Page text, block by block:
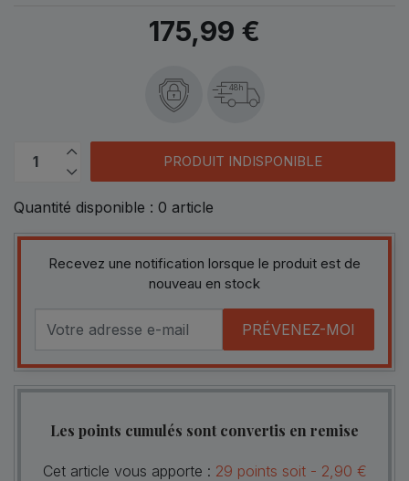
175,99 €
48h
PRODUIT INDISPONIBLE
Quantité disponible : 0 article
Recevez une notification lorsque le produit est de
nouveau en stock
PRÉVENEZ-MOI
Les points cumulés sont convertis en remise
Cet article vous apporte : 29 points soit - 2,90 €